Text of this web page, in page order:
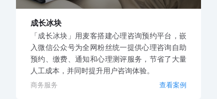
成长冰块
「成长冰块」用麦客搭建心理咨询预约平台，嵌
入微信公众号为全网粉丝统一提供心理咨询自助
预约、缴费、通知和心理测评服务，节省了大量
人工成本，并同时提升用户咨询体验。
商务服务 查看案例